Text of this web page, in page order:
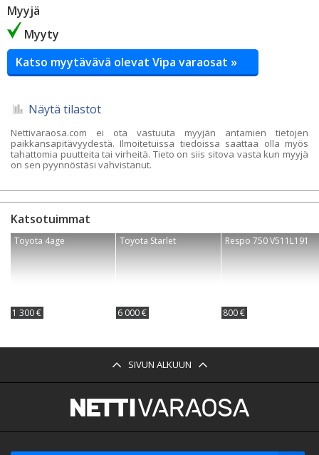
Myyjä
Myyty
Katso myytävävä olevat Vipa varaosat »
Näytä tilastot
Nettivaraosa.com ei ota vastuuta myyjän antamien tietojen
paikkansapitävyydestä. Ilmoitetuissa tiedoissa saattaa olla myös
tahattomia puutteita tai virheitä. Tieto on siis sitova vasta kun myyjä
on sen pyynnöstäsi vahvistanut.
Katsotuimmat
Toyota 4age
1 300 €
Toyota Starlet
6 000 €
Respo 750 V511L191
800 €
SIVUN ALKUUN